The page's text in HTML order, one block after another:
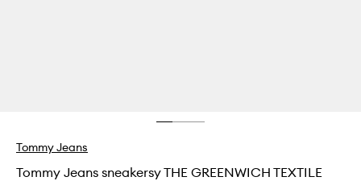
Tommy Jeans
Tommy Jeans sneakersy THE GREENWICH TEXTILE